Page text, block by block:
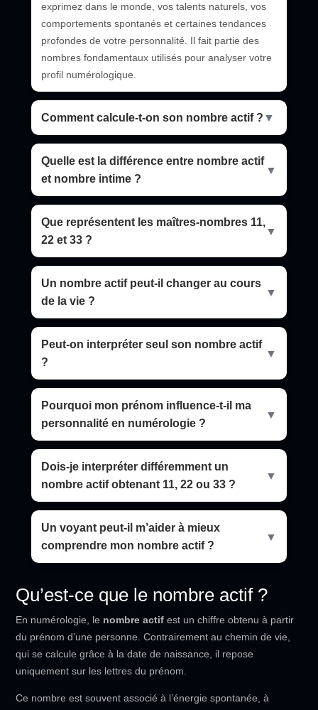
exprimez dans le monde, vos talents naturels, vos
comportements spontanés et certaines tendances
profondes de votre personnalité. Il fait partie des
nombres fondamentaux utilisés pour analyser votre
profil numérologique.
Comment calcule-t-on son nombre actif ? ▼
Quelle est la différence entre nombre actif
et nombre intime ?
▼
Que représentent les maîtres-nombres 11,
22 et 33 ?
▼
Un nombre actif peut-il changer au cours
de la vie ?
▼
Peut-on interpréter seul son nombre actif
?
▼
Pourquoi mon prénom influence-t-il ma
personnalité en numérologie ?
▼
Dois-je interpréter différemment un
nombre actif obtenant 11, 22 ou 33 ?
▼
Un voyant peut-il m’aider à mieux
comprendre mon nombre actif ?
▼
Qu’est-ce que le nombre actif ?
En numérologie, le nombre actif est un chiffre obtenu à partir
du prénom d’une personne. Contrairement au chemin de vie,
qui se calcule grâce à la date de naissance, il repose
uniquement sur les lettres du prénom.
Ce nombre est souvent associé à l’énergie spontanée, à